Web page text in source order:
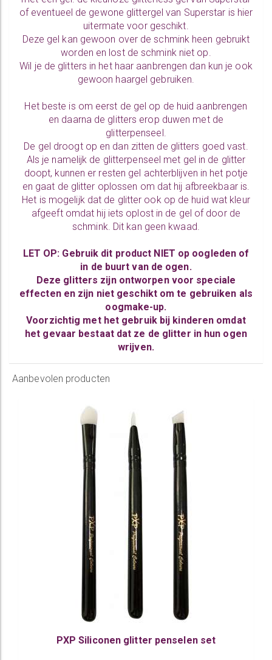
of eventueel de gewone glittergel van Superstar is hier
uitermate voor geschikt.
Deze gel kan gewoon over de schmink heen gebruikt
worden en lost de schmink niet op.
Wil je de glitters in het haar aanbrengen dan kun je ook
gewoon haargel gebruiken.
Het beste is om eerst de gel op de huid aanbrengen
en daarna de glitters erop duwen met de
glitterpenseel.
De gel droogt op en dan zitten de glitters goed vast.
Als je namelijk de glitterpenseel met gel in de glitter
doopt, kunnen er resten gel achterblijven in het potje
en gaat de glitter oplossen om dat hij afbreekbaar is.
Het is mogelijk dat de glitter ook op de huid wat kleur
afgeeft omdat hij iets oplost in de gel of door de
schmink. Dit kan geen kwaad.
LET OP: Gebruik dit product NIET op oogleden of
in de buurt van de ogen.
Deze glitters zijn ontworpen voor speciale
effecten en zijn niet geschikt om te gebruiken als
oogmake-up.
Voorzichtig met het gebruik bij kinderen omdat
het gevaar bestaat dat ze de glitter in hun ogen
wrijven.
Aanbevolen producten
PXP Siliconen glitter penselen set